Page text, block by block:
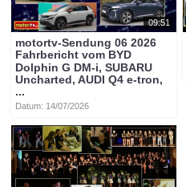
09:51
motortv-Sendung 06 2026
Fahrbericht vom BYD
Dolphin G DM-i, SUBARU
Uncharted, AUDI Q4 e-tron,
...
Datum: 14/07/2026